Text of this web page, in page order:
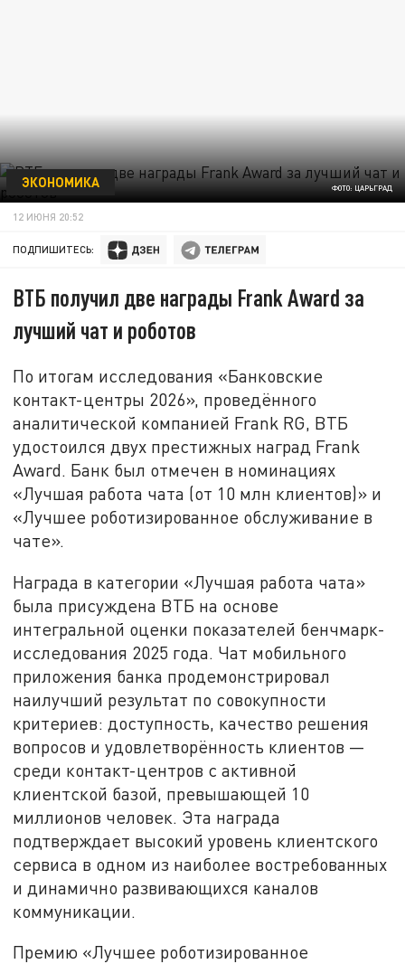
ФОТО: ЦАРЬГРАД
ЭКОНОМИКА
12 ИЮНЯ 20:52
ПОДПИШИТЕСЬ:
ВТБ получил две награды Frank Award за
лучший чат и роботов
По итогам исследования «Банковские
контакт-центры 2026», проведённого
аналитической компанией Frank RG, ВТБ
удостоился двух престижных наград Frank
Award. Банк был отмечен в номинациях
«Лучшая работа чата (от 10 млн клиентов)» и
«Лучшее роботизированное обслуживание в
чате».
Награда в категории «Лучшая работа чата»
была присуждена ВТБ на основе
интегральной оценки показателей бенчмарк-
исследования 2025 года. Чат мобильного
приложения банка продемонстрировал
наилучший результат по совокупности
критериев: доступность, качество решения
вопросов и удовлетворённость клиентов —
среди контакт-центров с активной
клиентской базой, превышающей 10
миллионов человек. Эта награда
подтверждает высокий уровень клиентского
сервиса в одном из наиболее востребованных
и динамично развивающихся каналов
коммуникации.
Премию «Лучшее роботизированное